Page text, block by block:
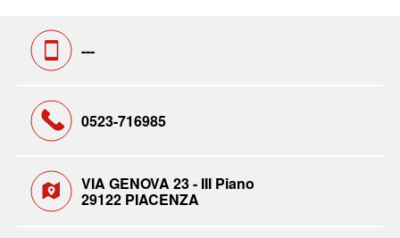
---
0523-716985
VIA GENOVA 23 - III Piano
29122 PIACENZA